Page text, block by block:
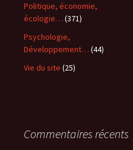
Politique, économie,
écologie… (371)
Psychologie,
Développement… (44)
Vie du site (25)
Commentaires récents